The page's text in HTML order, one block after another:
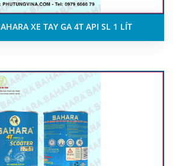
XE TAY GA 4T API SL 1 LÍT